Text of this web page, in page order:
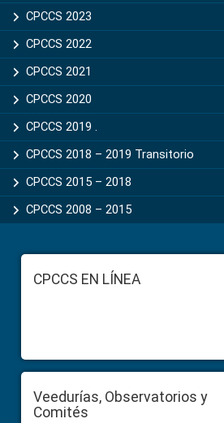
CPCCS 2023
CPCCS 2022
CPCCS 2021
CPCCS 2020
CPCCS 2019 .
CPCCS 2018 – 2019 Transitorio
CPCCS 2015 – 2018
CPCCS 2008 – 2015
FooterCPCCS EN LÍNEA
Veedurías, Observatorios y
Comités